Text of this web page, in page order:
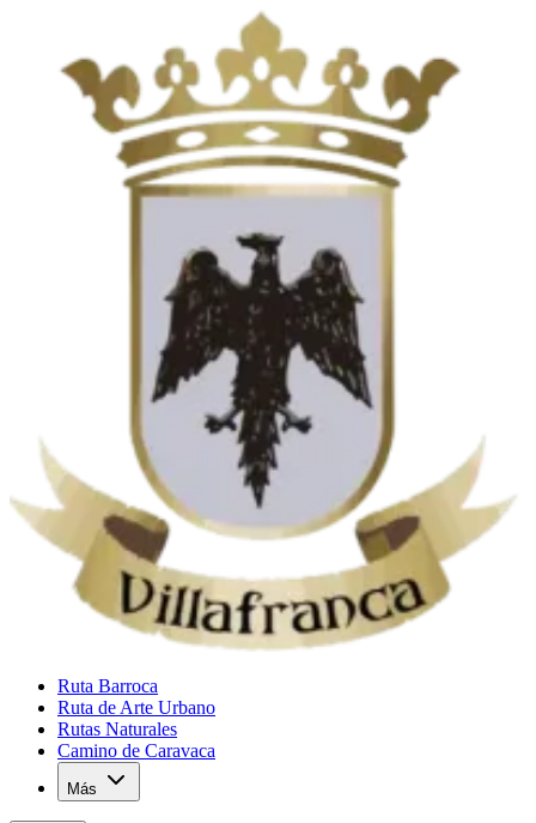
Ruta Barroca
Ruta de Arte Urbano
Rutas Naturales
Camino de Caravaca
Más